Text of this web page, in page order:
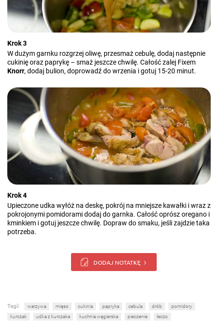
Krok 3
W dużym garnku rozgrzej oliwę, przesmaż cebulę, dodaj następnie
cukinię oraz paprykę – smaż jeszcze chwilę. Całość zalej Fixem
Knorr, dodaj bulion, doprowadź do wrzenia i gotuj 15-20 minut.
Krok 4
Upieczone udka wyłóż na deskę, pokrój na mniejsze kawałki i wraz z
pokrojonymi pomidorami dodaj do garnka. Całość oprósz oregano i
kminkiem i gotuj jeszcze chwilę. Dopraw do smaku, jeśli zajdzie taka
potrzeba.
DODAJ NOTATKĘ
Tagi: warzywa mięso cukinia papryka cebula drób
pomidory
kurczak
udka z kurczaka kuchnia węgierska pieczenie leczo